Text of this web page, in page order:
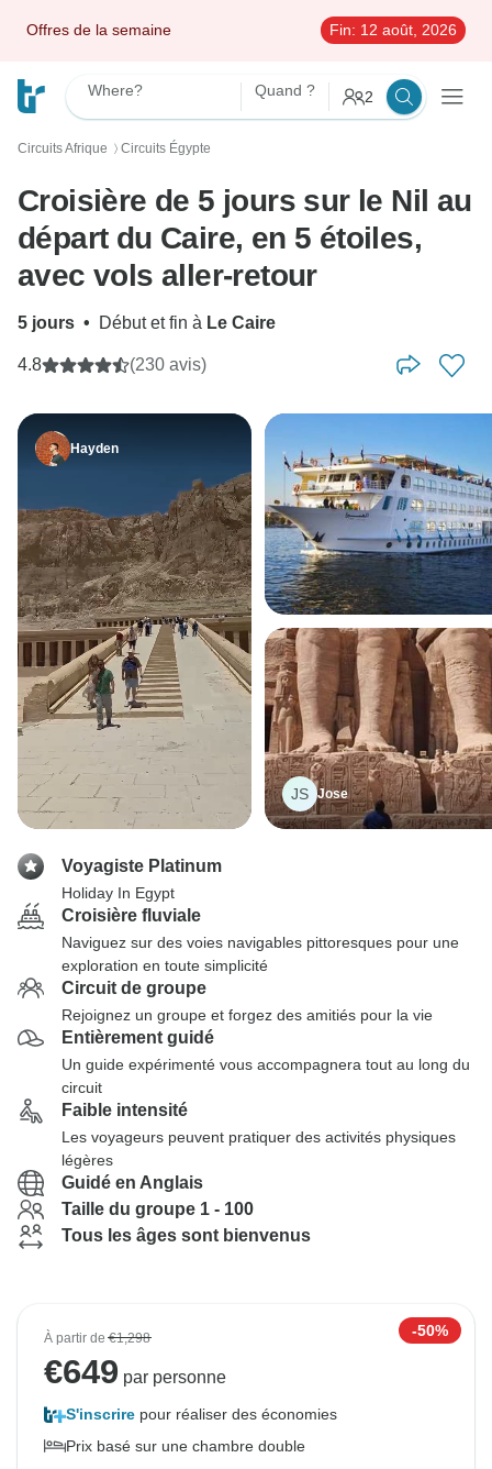
Offres de la semaine Fin: 12 août, 2026
Where? Quand ? 2
Circuits Afrique 〉 Circuits Égypte
Croisière de 5 jours sur le Nil au
départ du Caire, en 5 étoiles,
avec vols aller-retour
5 jours • Début et fin à Le Caire
4.8 (230 avis)
Hayden
JS Jose
Voyagiste Platinum
Holiday In Egypt
Croisière fluviale
Naviguez sur des voies navigables pittoresques pour une
exploration en toute simplicité
Circuit de groupe
Rejoignez un groupe et forgez des amitiés pour la vie
Entièrement guidé
Un guide expérimenté vous accompagnera tout au long du
circuit
Faible intensité
Les voyageurs peuvent pratiquer des activités physiques
légères
Guidé en Anglais
Taille du groupe 1 - 100
Tous les âges sont bienvenus
À partir de€1,298 -50%
€649 par personne
S'inscrire pour réaliser des économies
Prix basé sur une chambre double